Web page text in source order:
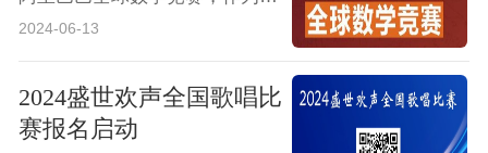
2024-06-13
2024盛世欢声全国歌唱比
赛报名启动